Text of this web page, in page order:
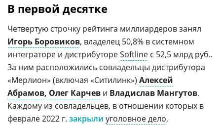
В первой десятке
Четвертую строчку рейтинга миллиардеров занял
Игорь Боровиков, владелец 50,8% в системном
интеграторе и дистрибутореSoftline с 52,5 млрд руб..
За ним расположились совладельцы дистрибутора
«Мерлион» (включая «Ситилинк») Алексей
Абрамов, Олег Карчев и Владислав Мангутов.
Каждому из совладельцев, в отношении которых в
феврале 2022 г. закрыли уголовное дело,